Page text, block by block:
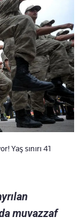
sınırı 41
muvazzaf